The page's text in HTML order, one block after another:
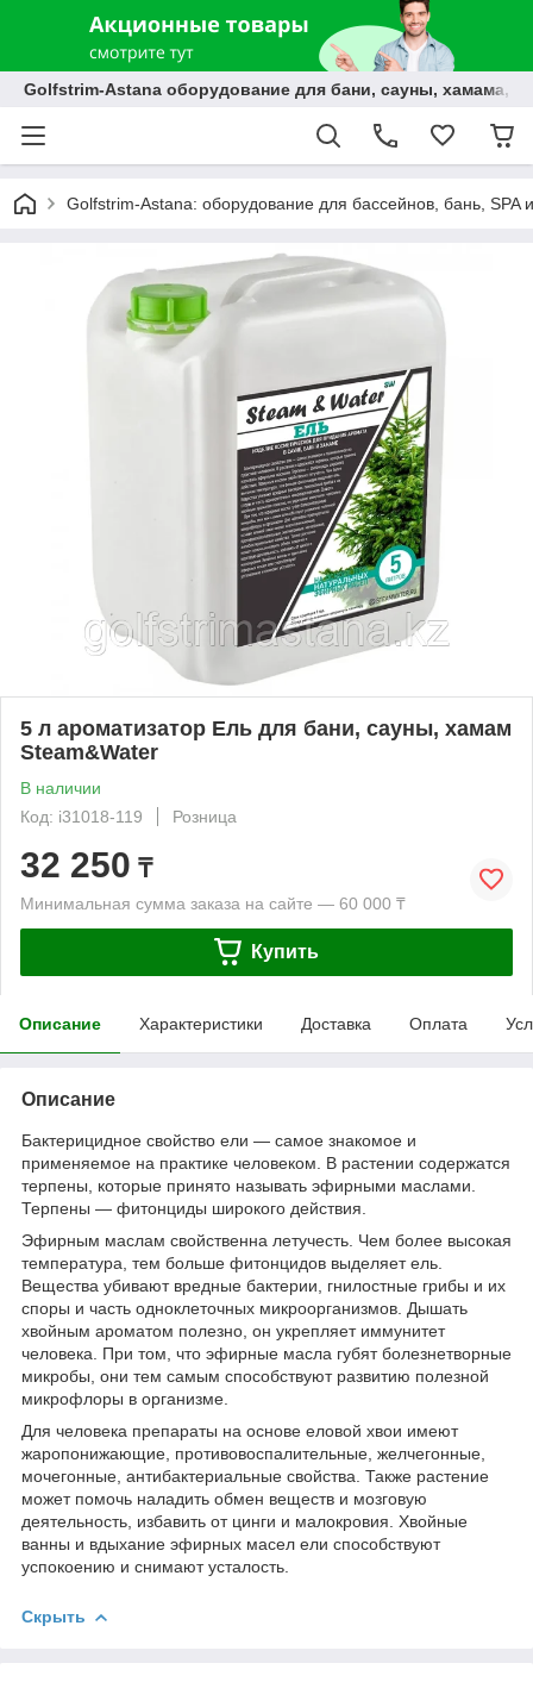
Golfstrim-Astana оборудование для бани, сауны, хамама,
Golfstrim-Astana: оборудование для бассейнов, бань, SPA
5 л ароматизатор Ель для бани, сауны, хамам
Steam&Water
В наличии
Код: i31018-119
Розница
32 250 ₸
Минимальная сумма заказа на сайте — 60 000 ₸
Купить
Описание Характеристики Доставка Оплата
Описание
Бактерицидное свойство ели — самое знакомое и
применяемое на практике человеком. В растении содержатся
терпены, которые принято называть эфирными маслами.
Терпены — фитонциды широкого действия.
Эфирным маслам свойственна летучесть. Чем более высокая
температура, тем больше фитонцидов выделяет ель.
Вещества убивают вредные бактерии, гнилостные грибы и их
споры и часть одноклеточных микроорганизмов. Дышать
хвойным ароматом полезно, он укрепляет иммунитет
человека. При том, что эфирные масла губят болезнетворные
микробы, они тем самым способствуют развитию полезной
микрофлоры в организме.
Для человека препараты на основе еловой хвои имеют
жаропонижающие, противовоспалительные, желчегонные,
мочегонные, антибактериальные свойства. Также растение
может помочь наладить обмен веществ и мозговую
деятельность, избавить от цинги и малокровия. Хвойные
ванны и вдыхание эфирных масел ели способствуют
успокоению и снимают усталость.
Скрыть